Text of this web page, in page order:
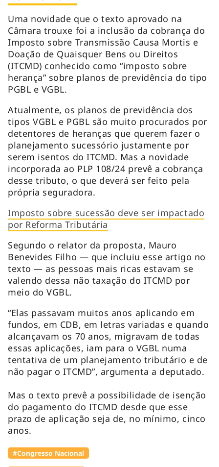
Uma novidade que o texto aprovado na
Câmara trouxe foi a inclusão da cobrança do
Imposto sobre Transmissão Causa Mortis e
Doação de Quaisquer Bens ou Direitos
(ITCMD) conhecido como “imposto sobre
herança” sobre planos de previdência do tipo
PGBL e VGBL.
Atualmente, os planos de previdência dos
tipos VGBL e PGBL são muito procurados por
detentores de heranças que querem fazer o
planejamento sucessório justamente por
serem isentos do ITCMD. Mas a novidade
incorporada ao PLP 108/24 prevê a cobrança
desse tributo, o que deverá ser feito pela
própria seguradora.
Imposto sobre sucessão deve ser impactado
por Reforma Tributária
Segundo o relator da proposta, Mauro
Benevides Filho — que incluiu esse artigo no
texto — as pessoas mais ricas estavam se
valendo dessa não taxação do ITCMD por
meio do VGBL.
“Elas passavam muitos anos aplicando em
fundos, em CDB, em letras variadas e quando
alcançavam os 70 anos, migravam de todas
essas aplicações, iam para o VGBL numa
tentativa de um planejamento tributário e de
não pagar o ITCMD”, argumenta a deputado.
Mas o texto prevê a possibilidade de isenção
do pagamento do ITCMD desde que esse
prazo de aplicação seja de, no mínimo, cinco
anos.
#Congresso Nacional